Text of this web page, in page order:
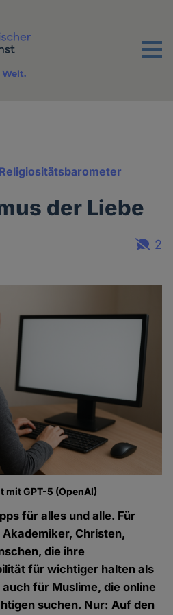
Menu
der Liebe
2
GPT-5 (OpenAI)
für alles und alle. Für
Christen,
die ihre
für wichtiger halten als
für Muslime, die online
suchen. Nur: Auf den